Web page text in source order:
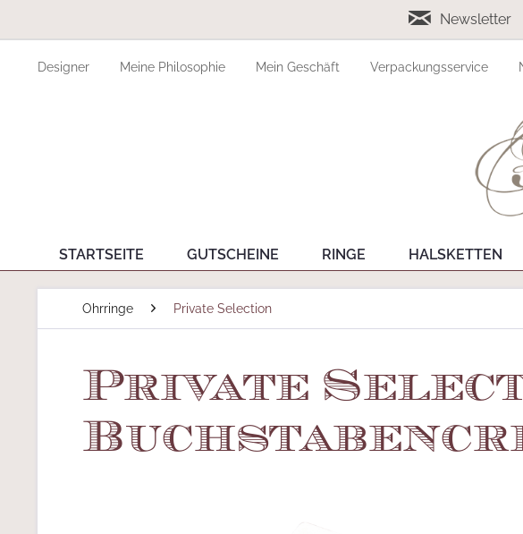
Newsletter
Designer Meine Philosophie Mein Geschäft Verpackungsservice
STARTSEITE GUTSCHEINE RINGE HALSKETTEN
Ohrringe Private Selection
Private